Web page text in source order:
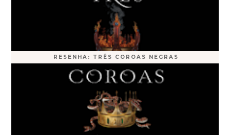
RESENHA: TRÊS COROAS NEGRAS